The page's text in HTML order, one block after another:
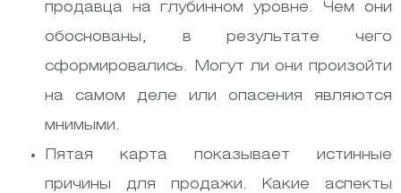
продавца на глубинном уровне. Чем они
обоснованы, в результате чего
сформировались. Могут ли они произойти
на самом деле или опасения являются
мнимыми.
Пятая карта показывает истинные
причины для продажи. Какие аспекты